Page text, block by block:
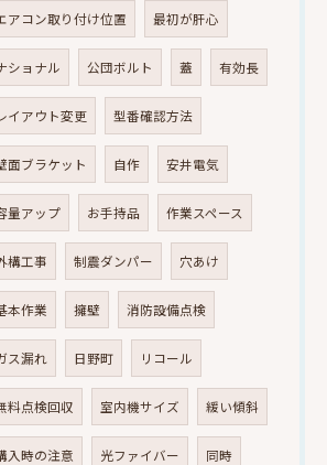
アコン取り付け位置 最初が肝心
ショナル 公団ボルト 蓋 有効長
イアウト変更 型番確認方法
面ブラケット 自作 安井電気
量アップ お手持品 作業スペース
構工事 制震ダンパー 穴あけ
本作業 擁壁 消防設備点検
ス漏れ 日野町 リコール
料点検回収 室内機サイズ 緩い傾斜
入時の注意 光ファイバー 同時